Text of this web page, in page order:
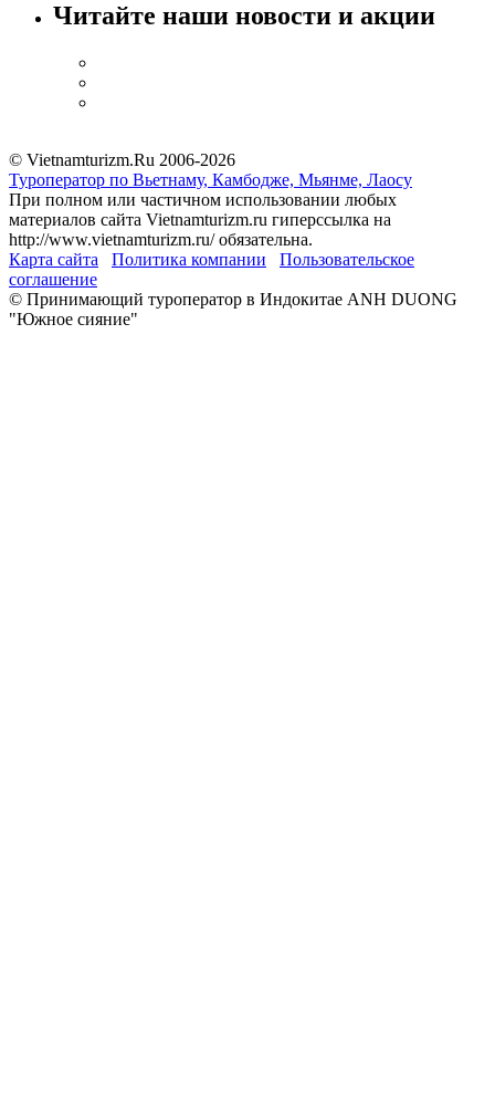
Читайте наши новости и акции
© Vietnamturizm.Ru 2006-2026
Туроператор по Вьетнаму, Камбодже, Мьянме, Лаосу
При полном или частичном использовании любых
материалов сайта Vietnamturizm.ru гиперссылка на
http://www.vietnamturizm.ru/ обязательна.
Карта сайта
Политика компании
Пользовательское
соглашение
© Принимающий туроператор в Индокитае ANH DUONG
"Южное сияние"